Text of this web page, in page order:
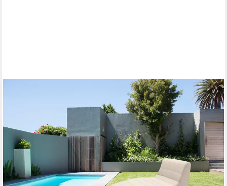
Relaxliege Soleil, pflegeleichter und wetterfester Bezug,
Outdoor, besonderes Design und Formgebung, individuell
erweiterbar
1.163,79 € UVP2.349,99 €
-50%
lieferbar in 6 Wochen